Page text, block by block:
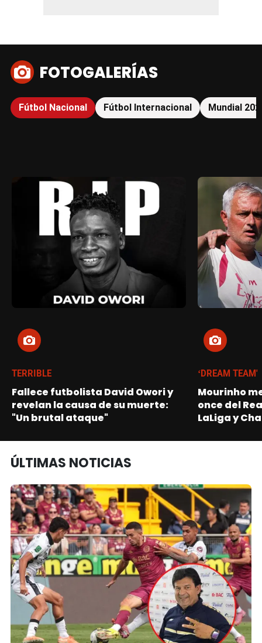
FOTOGALERÍAS
Fútbol Nacional Fútbol Internacional Mundial
TERRIBLE
Fallece futbolista David Owori y
revelan la causa de su muerte:
"Un brutal ataque"
‘DREAM TEAM'
Mourinho
once del
LaLiga y
ÚLTIMAS NOTICIAS